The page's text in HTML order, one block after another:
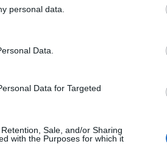
personal data.
Data.
Data for Targeted
Sale, and/or Sharing
with the Purposes for which it